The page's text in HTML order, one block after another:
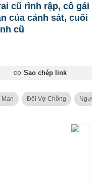
cũ rình rập, cô gái
của cảnh sát, cuối
cũ
Sao chép link
Man Đôi Vợ Chồng